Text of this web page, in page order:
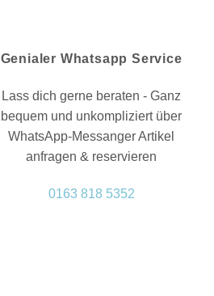
Genialer Whatsapp Service
Lass dich gerne beraten - Ganz
bequem und unkompliziert über
WhatsApp-Messanger Artikel
anfragen & reservieren
0163 818 5352